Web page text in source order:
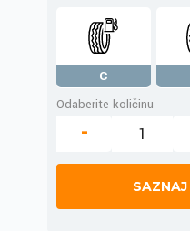
C
Odaberite količinu
-
SAZNAJ